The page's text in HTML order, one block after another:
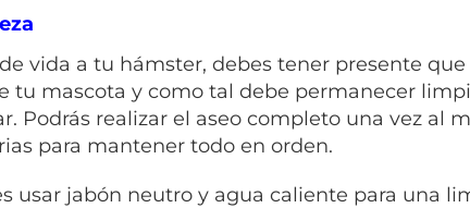
vida a tu hámster, debes tener presente que
tu mascota y como tal debe permanecer
Podrás realizar el aseo completo una vez al
para mantener todo en orden.
usar jabón neutro y agua caliente para una